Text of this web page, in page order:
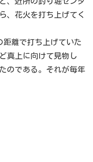
、花火を打ち上げてく
距離で打ち上げていた
真上に向けて見物し
のである。それが毎年